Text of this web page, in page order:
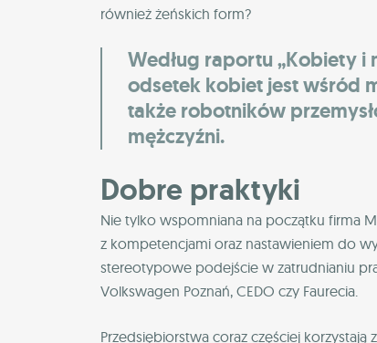
również żeńskich form?
Według raportu „Kobiety i
odsetek kobiet jest wśród
także robotników
mężczyźni.
Dobre praktyki
Nie tylko wspomniana na początku firma
z kompetencjami oraz nastawieniem do
stereotypowe podejście w zatrudnianiu
Volkswagen Poznań, CEDO czy Faurecia.
Przedsiębiorstwa coraz częściej